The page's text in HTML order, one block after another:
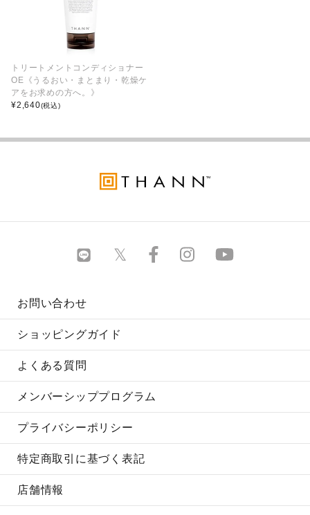
トリートメントコンディショナー
OE《うるおい・まとまり・乾燥ケ
アをお求めの方へ。》
¥2,640(税込)
お問い合わせ
ショッピングガイド
よくある質問
メンバーシッププログラム
プライバシーポリシー
特定商取引に基づく表記
店舗情報